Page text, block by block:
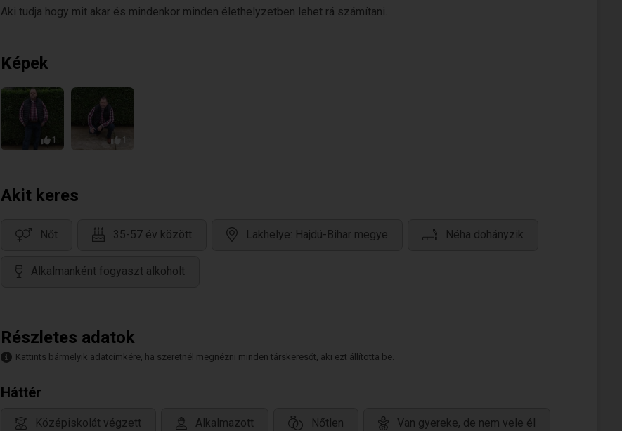
Aki tudja hogy mit akar és mindenkor minden élethelyzetben lehet rá számítani.
Képek
1 1
Akit keres
Nőt 35-57 év között Lakhelye: Hajdú-Bihar megye Néha dohányzik
Alkalmanként fogyaszt alkoholt
Részletes adatok
Kattints bármelyik adatcímkére, ha szeretnél megnézni minden társkeresőt, aki ezt állította be.
Háttér
Középiskolát végzett Alkalmazott Nőtlen Van gyereke, de nem vele él